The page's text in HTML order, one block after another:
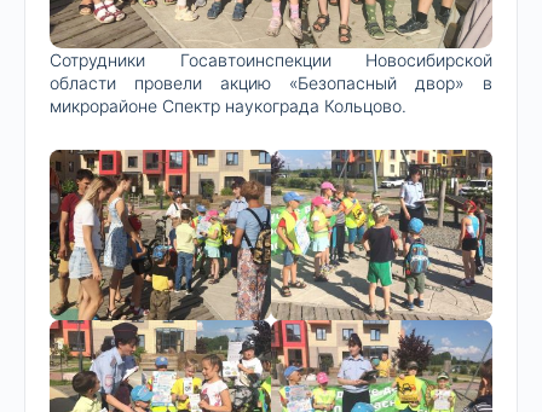
Сотрудники Госавтоинспекции Новосибирской
области провели акцию «Безопасный двор» в
микрорайоне Спектр наукограда Кольцово.